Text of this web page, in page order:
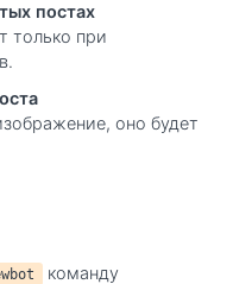
постах
только при
оно будет
команду